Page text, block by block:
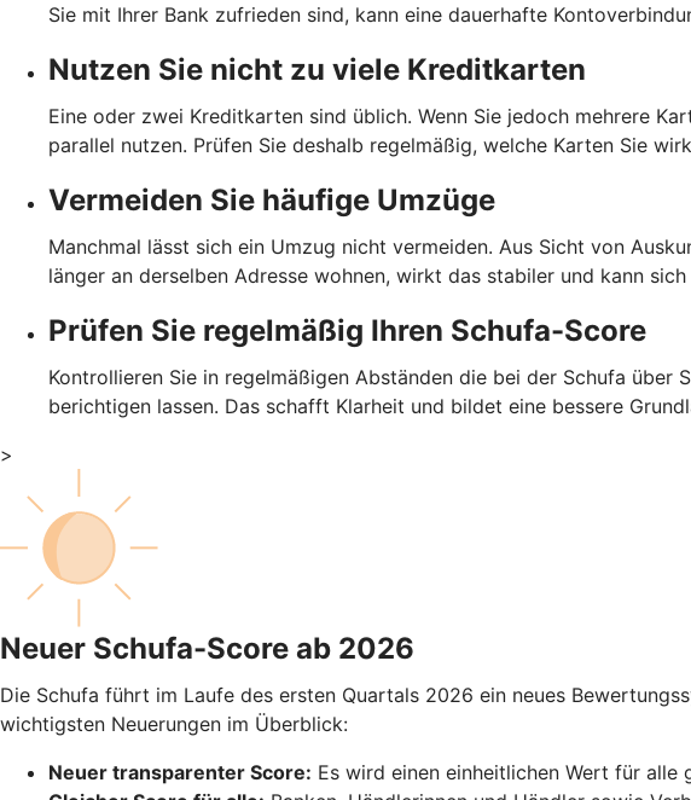
Sie mit Ihrer Bank zufrieden sind, kann eine dauerhafte
Nutzen Sie nicht zu viele Kreditkarten
Eine oder zwei Kreditkarten sind üblich. Wenn Sie jedoch mehrere
parallel nutzen. Prüfen Sie deshalb regelmäßig, welche Karten Sie
Vermeiden Sie häufige Umzüge
Manchmal lässt sich ein Umzug nicht vermeiden. Aus Sicht von
länger an derselben Adresse wohnen, wirkt das stabiler und kann
Prüfen Sie regelmäßig Ihren Schufa-Score
Kontrollieren Sie in regelmäßigen Abständen die bei der Schufa
berichtigen lassen. Das schafft Klarheit und bildet eine bessere
>
Neuer Schufa-Score ab 2026
Die Schufa führt im Laufe des ersten Quartals 2026 ein neues
wichtigsten Neuerungen im Überblick:
Neuer transparenter Score: Es wird einen einheitlichen Wert für